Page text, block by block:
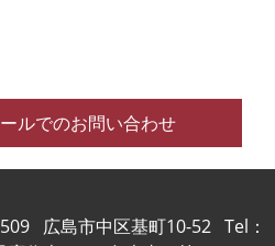
ルでのお問い合わせ
広島市中区基町10-52 Tel：